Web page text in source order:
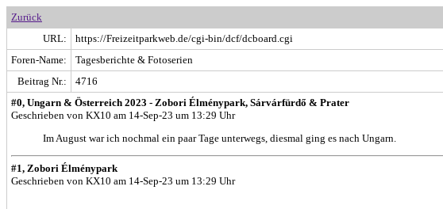
Zurück
URL:
https://Freizeitparkweb.de/cgi-bin/dcf/dcboard.cgi
Foren-Name:
Tagesberichte & Fotoserien
Beitrag Nr.:
4716
#0, Ungarn & Österreich 2023 - Zobori Élménypark, Sárvárfürdő & Prater
Geschrieben von KX10 am 14-Sep-23 um 13:29 Uhr
Im August war ich nochmal ein paar Tage unterwegs, diesmal ging es nach Ungarn.
#1, Zobori Élménypark
Geschrieben von KX10 am 14-Sep-23 um 13:29 Uhr